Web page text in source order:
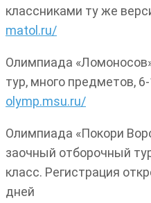
классниками ту же
matol.ru/
Олимпиада
тур, много предметов,
olymp.msu.ru/
Олимпиада «Покори
заочный отборочный
класс. Регистрация
дней